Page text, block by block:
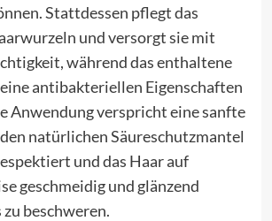
Stattdessen pflegt das
und versorgt sie mit
während das enthaltene
antibakteriellen Eigenschaften
Anwendung verspricht eine sanfte
natürlichen Säureschutzmantel
und das Haar auf
geschmeidig und glänzend
zu beschweren.